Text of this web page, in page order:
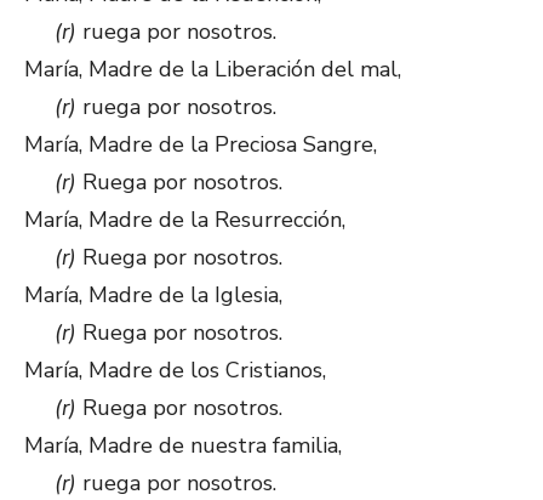
(r) ruega por nosotros.
María, Madre de la Liberación del mal,
(r) ruega por nosotros.
María, Madre de la Preciosa Sangre,
(r) Ruega por nosotros.
María, Madre de la Resurrección,
(r) Ruega por nosotros.
María, Madre de la Iglesia,
(r) Ruega por nosotros.
María, Madre de los Cristianos,
(r) Ruega por nosotros.
María, Madre de nuestra familia,
(r) ruega por nosotros.